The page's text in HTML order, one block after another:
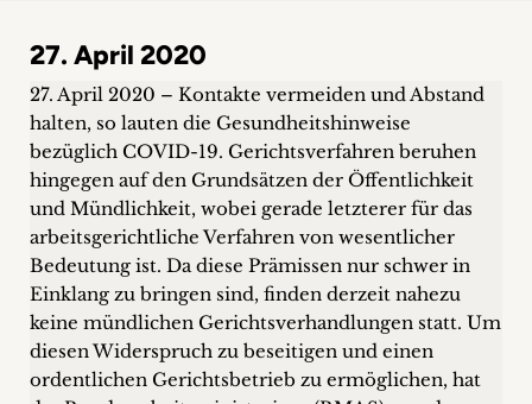
Karriere
+
Blog
&
Podcasts
+
27. April 2020
27. April 2020 – Kontakte vermeiden und Abstand
halten, so lauten die Gesundheitshinweise
bezüglich COVID-19. Gerichtsverfahren beruhen
hingegen auf den Grundsätzen der Öffentlichkeit
und Mündlichkeit, wobei gerade letzterer für das
arbeitsgerichtliche Verfahren von wesentlicher
Bedeutung ist. Da diese Prämissen nur schwer in
Einklang zu bringen sind, finden derzeit nahezu
keine mündlichen Gerichtsverhandlungen statt. Um
diesen Widerspruch zu beseitigen und einen
ordentlichen Gerichtsbetrieb zu ermöglichen, hat